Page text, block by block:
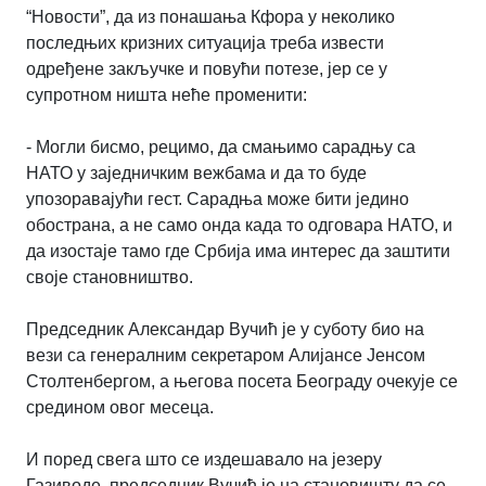
“Новости”, да из понашања Кфора у неколико
последњих кризних ситуација треба извести
одређене закључке и повући потезе, јер се у
супротном ништа неће променити:
- Могли бисмо, рецимо, да смањимо сарадњу са
НАТО у заједничким вежбама и да то буде
упозоравајући гест. Сарадња може бити једино
обострана, а не само онда када то одговара НАТО, и
да изостаје тамо где Србија има интерес да заштити
своје становништво.
Председник Александар Вучић је у суботу био на
вези са генералним секретаром Алијансе Јенсом
Столтенбергом, а његова посета Београду очекује се
средином овог месеца.
И поред свега што се издешавало на језеру